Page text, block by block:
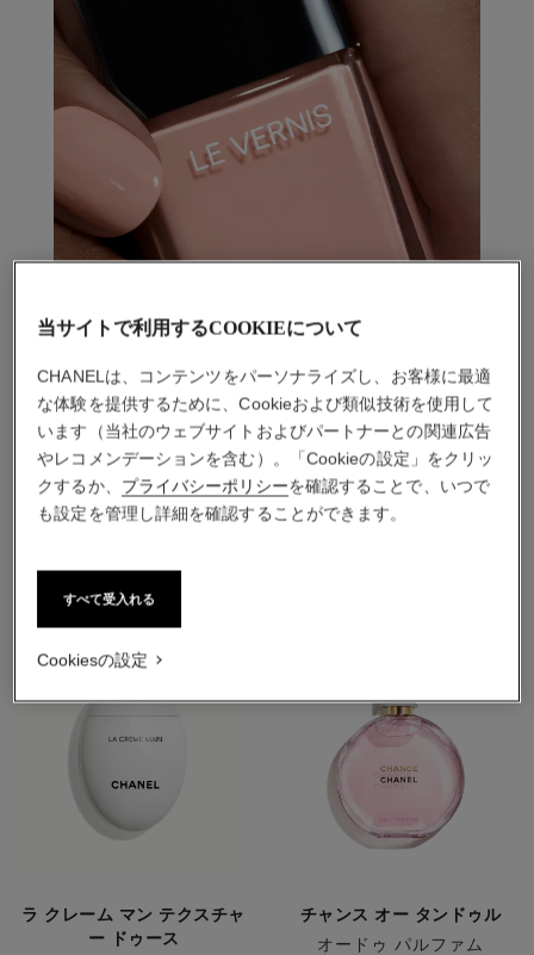
おすすめの製品
ラ クレーム マン テクスチャ
ー ドゥース
チャンス オー タンドゥル
オードゥ パルファム
当サイトで利用するCOOKIEについて
CHANELは、コンテンツをパーソナライズし、お客様に最適
な体験を提供するために、Cookieおよび類似技術を使用して
います（当社のウェブサイトおよびパートナーとの関連広告
やレコメンデーションを含む）。「Cookieの設定」をクリッ
クするか、 プライバシーポリシーを確認することで、いつで
も設定を管理し詳細を確認することができます。
すべて受入れる
Cookiesの設定